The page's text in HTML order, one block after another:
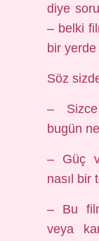
diye
– belki
bir yerde
Söz
–
bugün
– Güç
nasıl bir
– Bu
veya